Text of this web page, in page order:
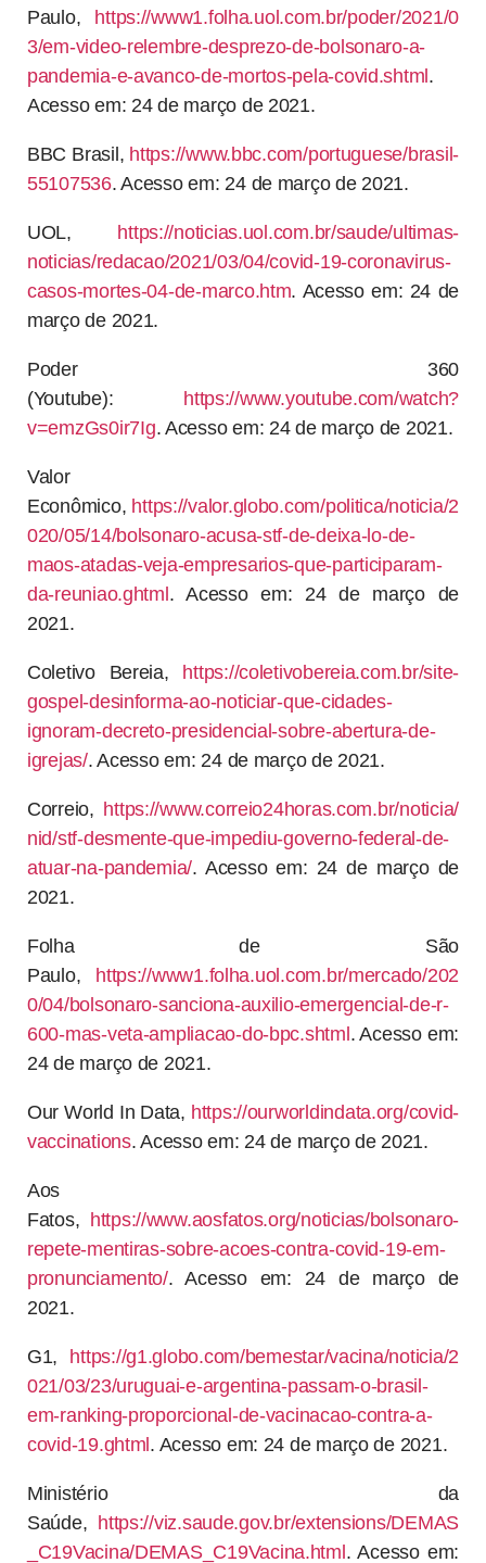
Paulo, https://www1.folha.uol.com.br/poder/2021/0
3/em-video-relembre-desprezo-de-bolsonaro-a-
pandemia-e-avanco-de-mortos-pela-covid.shtml.
Acesso em: 24 de março de 2021.
BBC Brasil, https://www.bbc.com/portuguese/brasil-
55107536. Acesso em: 24 de março de 2021.
UOL, https://noticias.uol.com.br/saude/ultimas-
noticias/redacao/2021/03/04/covid-19-coronavirus-
casos-mortes-04-de-marco.htm. Acesso em: 24 de
março de 2021.
Poder 360
(Youtube): https://www.youtube.com/watch?
v=emzGs0ir7Ig. Acesso em: 24 de março de 2021.
Valor
Econômico, https://valor.globo.com/politica/noticia/2
020/05/14/bolsonaro-acusa-stf-de-deixa-lo-de-
maos-atadas-veja-empresarios-que-participaram-
da-reuniao.ghtml. Acesso em: 24 de março de
2021.
Coletivo Bereia, https://coletivobereia.com.br/site-
gospel-desinforma-ao-noticiar-que-cidades-
ignoram-decreto-presidencial-sobre-abertura-de-
igrejas/. Acesso em: 24 de março de 2021.
Correio, https://www.correio24horas.com.br/noticia/
nid/stf-desmente-que-impediu-governo-federal-de-
atuar-na-pandemia/. Acesso em: 24 de março de
2021.
Folha de São
Paulo, https://www1.folha.uol.com.br/mercado/202
0/04/bolsonaro-sanciona-auxilio-emergencial-de-r-
600-mas-veta-ampliacao-do-bpc.shtml. Acesso em:
24 de março de 2021.
Our World In Data, https://ourworldindata.org/covid-
vaccinations. Acesso em: 24 de março de 2021.
Aos
Fatos, https://www.aosfatos.org/noticias/bolsonaro-
repete-mentiras-sobre-acoes-contra-covid-19-em-
pronunciamento/. Acesso em: 24 de março de
2021.
G1, https://g1.globo.com/bemestar/vacina/noticia/2
021/03/23/uruguai-e-argentina-passam-o-brasil-
em-ranking-proporcional-de-vacinacao-contra-a-
covid-19.ghtml. Acesso em: 24 de março de 2021.
Ministério da
Saúde, https://viz.saude.gov.br/extensions/DEMAS
_C19Vacina/DEMAS_C19Vacina.html. Acesso em: